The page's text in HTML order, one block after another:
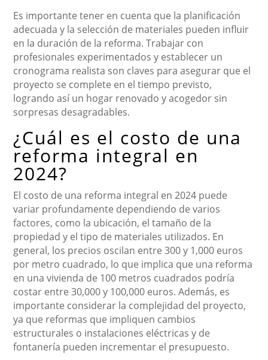
Es importante tener en cuenta que la planificación
adecuada y la selección de materiales pueden influir
en la duración de la reforma. Trabajar con
profesionales experimentados y establecer un
cronograma realista son claves para asegurar que el
proyecto se complete en el tiempo previsto,
logrando así un hogar renovado y acogedor sin
sorpresas desagradables.
¿Cuál es el costo de una
reforma integral en
2024?
El costo de una reforma integral en 2024 puede
variar profundamente dependiendo de varios
factores, como la ubicación, el tamaño de la
propiedad y el tipo de materiales utilizados. En
general, los precios oscilan entre 300 y 1,000 euros
por metro cuadrado, lo que implica que una reforma
en una vivienda de 100 metros cuadrados podría
costar entre 30,000 y 100,000 euros. Además, es
importante considerar la complejidad del proyecto,
ya que reformas que impliquen cambios
estructurales o instalaciones eléctricas y de
fontanería pueden incrementar el presupuesto.